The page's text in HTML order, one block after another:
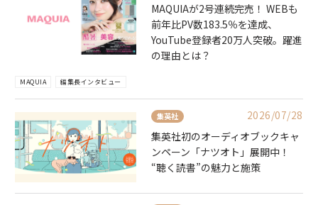
MAQUIAが2号連続完売！ WEBも
前年比PV数183.5％を達成、
YouTube登録者20万人突破。躍進
の理由とは？
MAQUIA 編集長インタビュー
集英社
2026/07/28
集英社初のオーディオブックキャ
ンペーン「ナツオト」展開中！
“聴く読書”の魅力と施策